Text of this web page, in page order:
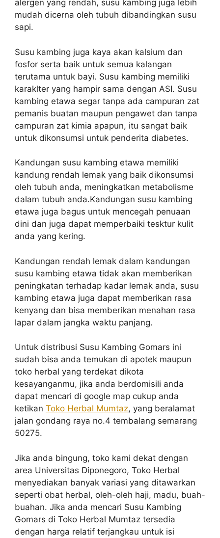
alergen yang rendah, susu kambing juga lebih
mudah dicerna oleh tubuh dibandingkan susu
sapi.
Susu kambing juga kaya akan kalsium dan
fosfor serta baik untuk semua kalangan
terutama untuk bayi. Susu kambing memiliki
karaklter yang hampir sama dengan ASI. Susu
kambing etawa segar tanpa ada campuran zat
pemanis buatan maupun pengawet dan tanpa
campuran zat kimia apapun, itu sangat baik
untuk dikonsumsi untuk penderita diabetes.
Kandungan susu kambing etawa memiliki
kandung rendah lemak yang baik dikonsumsi
oleh tubuh anda, meningkatkan metabolisme
dalam tubuh anda.Kandungan susu kambing
etawa juga bagus untuk mencegah penuaan
dini dan juga dapat memperbaiki tesktur kulit
anda yang kering.
Kandungan rendah lemak dalam kandungan
susu kambing etawa tidak akan memberikan
peningkatan terhadap kadar lemak anda, susu
kambing etawa juga dapat memberikan rasa
kenyang dan bisa memberikan menahan rasa
lapar dalam jangka waktu panjang.
Untuk distribusi Susu Kambing Gomars ini
sudah bisa anda temukan di apotek maupun
toko herbal yang terdekat dikota
kesayanganmu, jika anda berdomisili anda
dapat mencari di google map cukup anda
ketikan Toko Herbal Mumtaz, yang beralamat
jalan gondang raya no.4 tembalang semarang
50275.
Jika anda bingung, toko kami dekat dengan
area Universitas Diponegoro, Toko Herbal
menyediakan banyak variasi yang ditawarkan
seperti obat herbal, oleh-oleh haji, madu, buah-
buahan. Jika anda mencari Susu Kambing
Gomars di Toko Herbal Mumtaz tersedia
dengan harga relatif terjangkau untuk isi